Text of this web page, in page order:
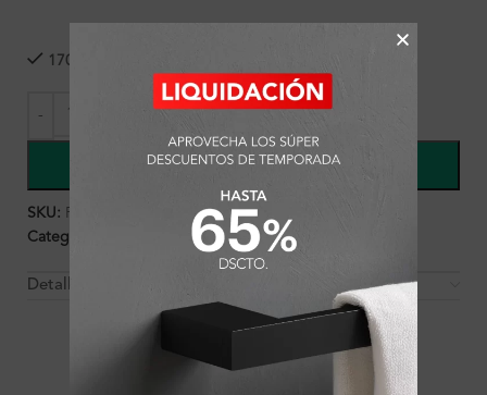
170 disponibles
COMPRAR
SKU: FA1351
Categorías:
Ambientes, Baño
Detalles y Material
OTROS PRODUCTOS QUE PUEDEN